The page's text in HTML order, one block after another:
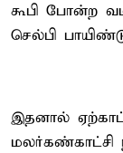
கூபி போன்ற
செல்பி
இதனால்
மலர்கண்காட்சி